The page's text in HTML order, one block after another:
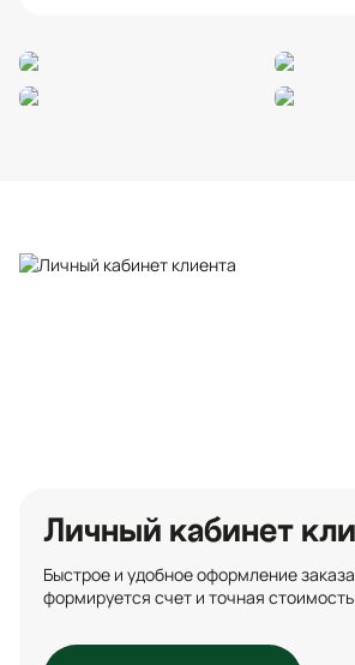
Личный кабинет
Быстрое и удобное оформление
формируется счет и точная